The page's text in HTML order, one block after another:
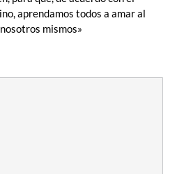
aprendamos todos a amar al
mismos»